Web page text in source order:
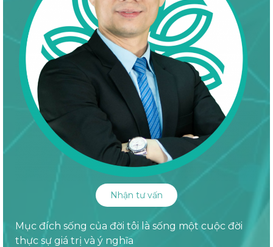
Nhận tư vấn
Mục đích sống của đời tôi là sống một cuộc đời
thực sự giá trị và ý nghĩa